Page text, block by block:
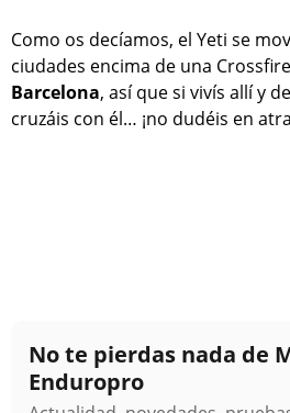
Como os decíamos, el Yeti se
ciudades encima de una
Barcelona, así que si vivís allí y
cruzáis con él… ¡no dudéis en
No te pierdas nada de
Enduropro